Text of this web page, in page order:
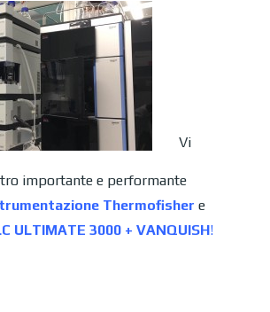
Vi
importante e performante
Thermofisher e
ULTIMATE 3000 + VANQUISH!